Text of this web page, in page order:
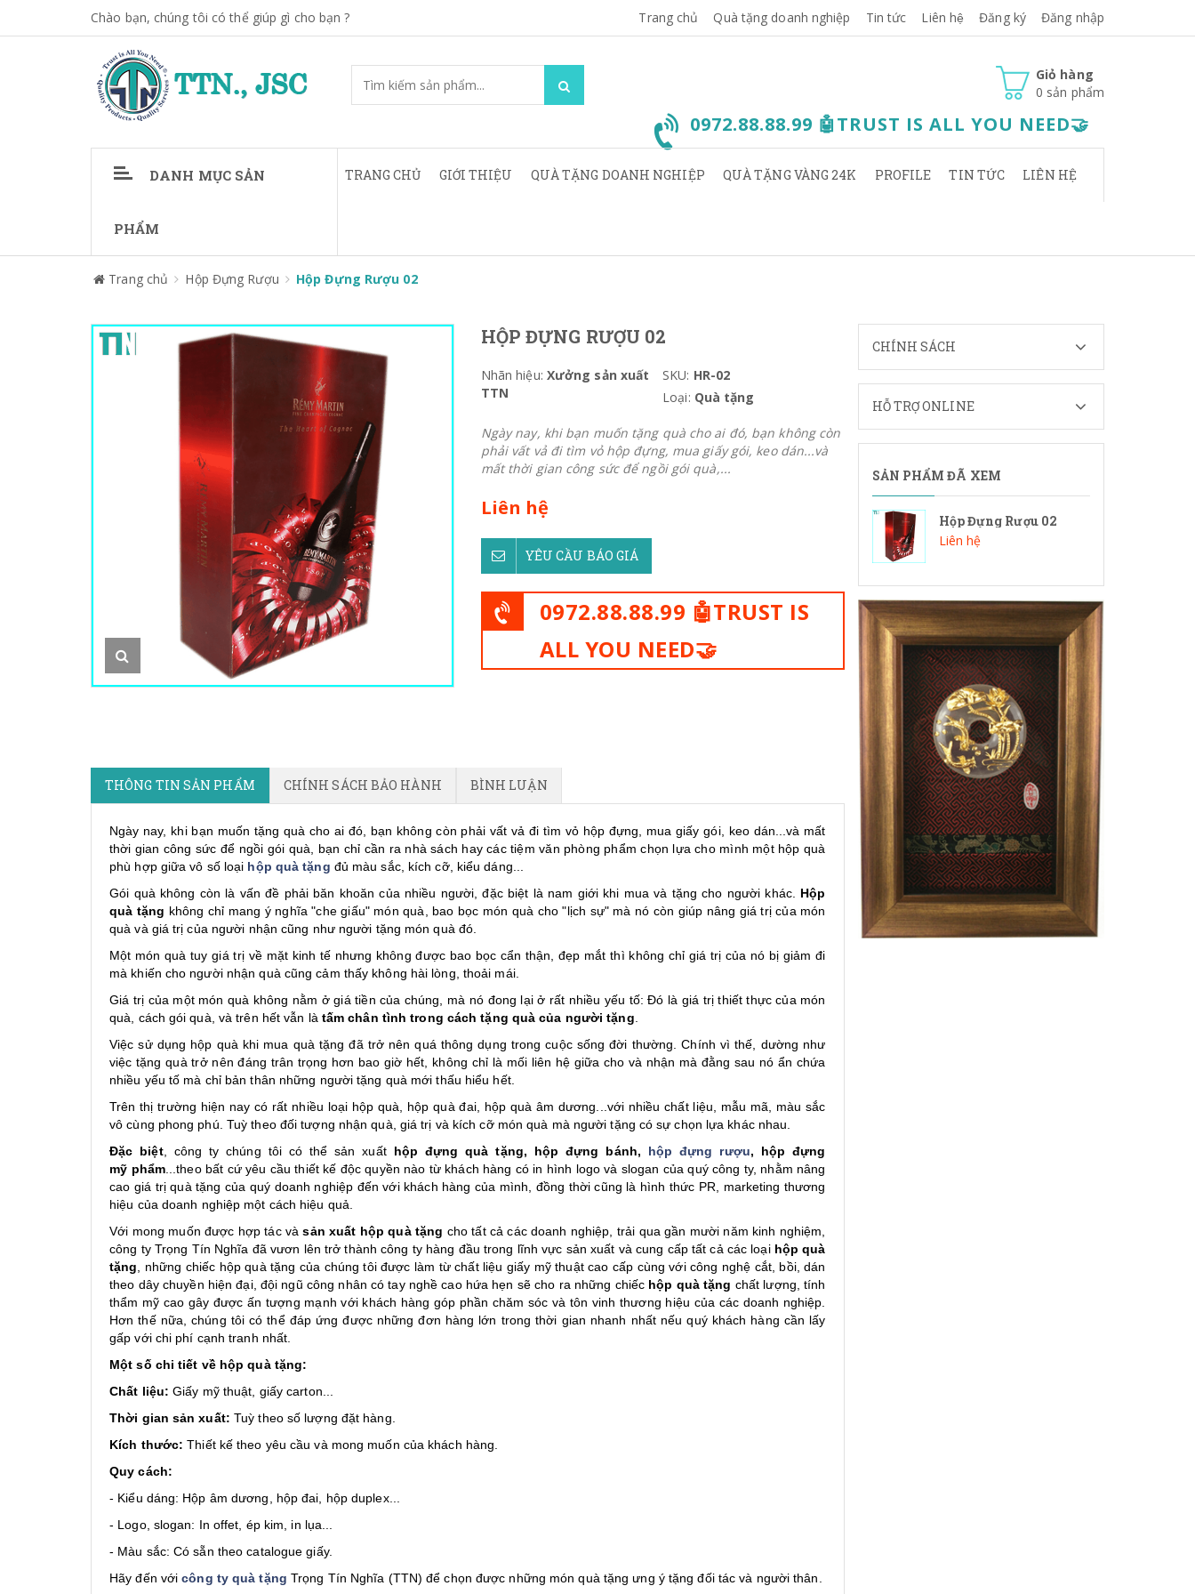
Chào bạn, chúng tôi có thể giúp gì cho bạn ? Trang chủ Quà tặng doanh nghiệp Tin tức Liên hệ Đăng ký Đăng nhập
Giỏ hàng
0 sản phẩm
0972.88.88.99 🤖TRUST IS ALL YOU NEED🤝
DANH MỤC SẢN
PHẨM
TRANG CHỦ GIỚI THIỆU QUÀ TẶNG DOANH NGHIỆP QUÀ TẶNG VÀNG 24K PROFILE TIN TỨC LIÊN HỆ
Trang chủ Hộp Đựng Rượu Hộp Đựng Rượu 02
HỘP ĐỰNG RƯỢU 02
Nhãn hiệu: Xưởng sản xuất
TTN
SKU: HR-02
Loại: Quà tặng
Ngày nay, khi bạn muốn tặng quà cho ai đó, bạn không còn
phải vất vả đi tìm vỏ hộp đựng, mua giấy gói, keo dán...và
mất thời gian công sức để ngồi gói quà,...
Liên hệ
YÊU CẦU BÁO GIÁ
0972.88.88.99 🤖TRUST IS
ALL YOU NEED🤝
THÔNG TIN SẢN PHẨM CHÍNH SÁCH BẢO HÀNH BÌNH LUẬN
Ngày nay, khi bạn muốn tặng quà cho ai đó, bạn không còn phải vất vả đi tìm vỏ hộp đựng, mua giấy gói, keo dán...và mất
thời gian công sức để ngồi gói quà, bạn chỉ cần ra nhà sách hay các tiệm văn phòng phẩm chọn lựa cho mình một hộp quà
phù hợp giữa vô số loại hộp quà tặng đủ màu sắc, kích cỡ, kiểu dáng...
Gói quà không còn là vấn đề phải băn khoăn của nhiều người, đặc biệt là nam giới khi mua và tặng cho người khác. Hộp
quà tặng không chỉ mang ý nghĩa "che giấu" món quà, bao bọc món quà cho "lịch sự" mà nó còn giúp nâng giá trị của món
quà và giá trị của người nhận cũng như người tặng món quà đó.
Một món quà tuy giá trị về mặt kinh tế nhưng không được bao bọc cẩn thận, đẹp mắt thì không chỉ giá trị của nó bị giảm đi
mà khiến cho người nhận quà cũng cảm thấy không hài lòng, thoải mái.
Giá trị của một món quà không nằm ở giá tiền của chúng, mà nó đong lại ở rất nhiều yếu tố: Đó là giá trị thiết thực của món
quà, cách gói quà, và trên hết vẫn là tấm chân tình trong cách tặng quà của người tặng
Việc sử dụng hộp quà khi mua quà tặng đã trở nên quá thông dụng trong cuộc sống đời thường. Chính vì thế, dường như
việc tặng quà trở nên đáng trân trọng hơn bao giờ hết, không chỉ là mối liên hệ giữa cho và nhận mà đằng sau nó ẩn chứa
nhiều yếu tố mà chỉ bản thân những người tặng quà mới thấu hiểu hết.
Trên thị trường hiện nay có rất nhiều loại hộp quà, hộp quà đai, hộp quà âm dương...với nhiều chất liệu, mẫu mã, màu sắc
vô cùng phong phú. Tuỳ theo đối tượng nhận quà, giá trị và kích cỡ món quà mà người tặng có sự chọn lựa khác nhau.
Đặc biệt, công ty chúng tôi có thể sản xuất hộp đựng quà tặng, hộp đựng bánh, hộp đựng rượu, hộp đựng
mỹ phẩm...theo bất cứ yêu cầu thiết kế độc quyền nào từ khách hàng có in hình logo và slogan của quý công ty, nhằm nâng
cao giá trị quà tặng của quý doanh nghiệp đến với khách hàng của mình, đồng thời cũng là hình thức PR, marketing thương
hiệu của doanh nghiệp một cách hiệu quả.
Với mong muốn được hợp tác vàsản xuất hộp quà tặng cho tất cả các doanh nghiệp, trải qua gần mười năm kinh nghiệm,
công ty Trọng Tín Nghĩa đã vươn lên trở thành công ty hàng đầu trong lĩnh vực sản xuất và cung cấp tất cả các loại hộp quà
tặng , những chiếc hộp quà tặng của chúng tôi được làm từ chất liệu giấy mỹ thuật cao cấp cùng với công nghệ cắt, bồi, dán
theo dây chuyền hiện đại, đội ngũ công nhân có tay nghề cao hứa hẹn sẽ cho ra những chiếc hộp quà tặng chất lượng, tính
thẩm mỹ cao gây được ấn tượng mạnh với khách hàng góp phần chăm sóc và tôn vinh thương hiệu của các doanh nghiệp.
Hơn thế nữa, chúng tôi có thể đáp ứng được những đơn hàng lớn trong thời gian nhanh nhất nếu quý khách hàng cần lấy
gấp với chi phí cạnh tranh nhất.
Một số chi tiết về hộp quà tặng:
Chất liệu: Giấy mỹ thuật, giấy carton...
Thời gian sản xuất: Tuỳ theo số lượng đặt hàng.
Kích thước: Thiết kế theo yêu cầu và mong muốn của khách hàng.
Quy cách:
- Kiểu dáng: Hộp âm dương, hộp đai, hộp duplex...
- Logo, slogan: In offet, ép kim, in lụa...
- Màu sắc: Có sẵn theo catalogue giấy.
Hãy đến vớicông ty quà tặng Trọng Tín Nghĩa (TTN) để chọn được những món quà tặng ưng ý tặng đối tác và người thân.
CHÍNH SÁCH
HỖ TRỢ ONLINE
SẢN PHẨM ĐÃ XEM
Hộp Đựng Rượu 02
Liên hệ